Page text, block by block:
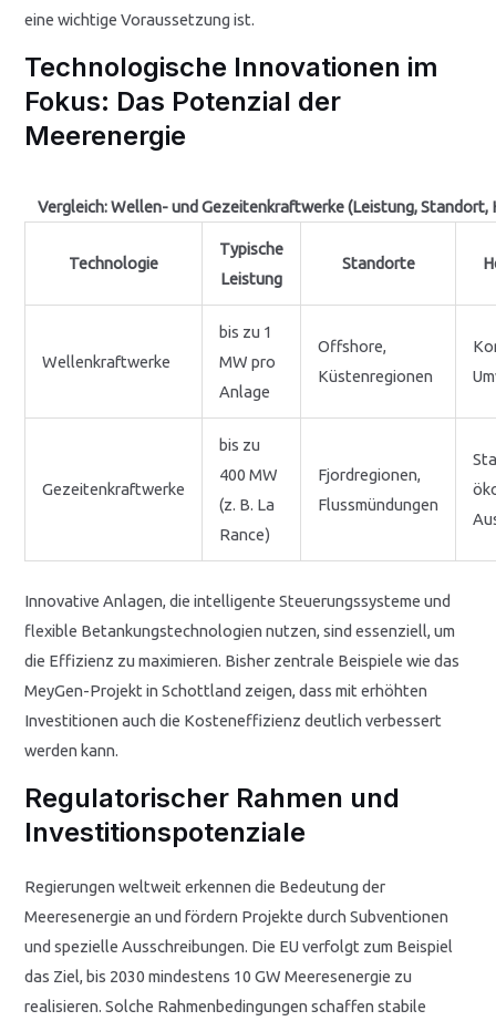
eine wichtige Voraussetzung ist.
Technologische Innovationen im
Fokus: Das Potenzial der
Meerenergie
Vergleich: Wellen- und Gezeitenkraftwerke (Leistung, Standort,
Technologie
Typische
Leistung
Standorte
Wellenkraftwerke
bis zu 1
MW pro
Anlage
Offshore,
Küstenregionen
Gezeitenkraftwerke
bis zu
400 MW
(z. B. La
Rance)
Fjordregionen,
Flussmündungen
Innovative Anlagen, die intelligente Steuerungssysteme und
flexible Betankungstechnologien nutzen, sind essenziell, um
die Effizienz zu maximieren. Bisher zentrale Beispiele wie das
MeyGen-Projekt in Schottland zeigen, dass mit erhöhten
Investitionen auch die Kosteneffizienz deutlich verbessert
werden kann.
Regulatorischer Rahmen und
Investitionspotenziale
Regierungen weltweit erkennen die Bedeutung der
Meeresenergie an und fördern Projekte durch Subventionen
und spezielle Ausschreibungen. Die EU verfolgt zum Beispiel
das Ziel, bis 2030 mindestens 10 GW Meeresenergie zu
realisieren. Solche Rahmenbedingungen schaffen stabile